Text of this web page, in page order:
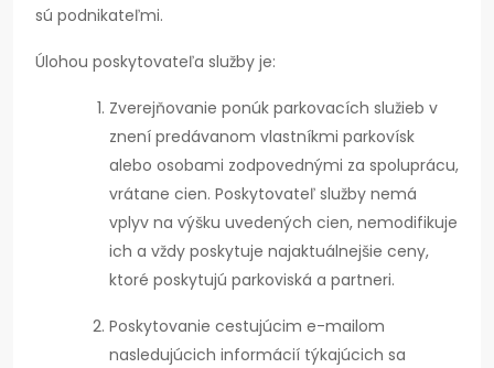
sú podnikateľmi.
Úlohou poskytovateľa služby je:
Zverejňovanie ponúk parkovacích služieb v
znení predávanom vlastníkmi parkovísk
alebo osobami zodpovednými za spoluprácu,
vrátane cien. Poskytovateľ služby nemá
vplyv na výšku uvedených cien, nemodifikuje
ich a vždy poskytuje najaktuálnejšie ceny,
ktoré poskytujú parkoviská a partneri.
Poskytovanie cestujúcim e-mailom
nasledujúcich informácií týkajúcich sa